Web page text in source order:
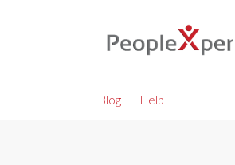
Blog Help